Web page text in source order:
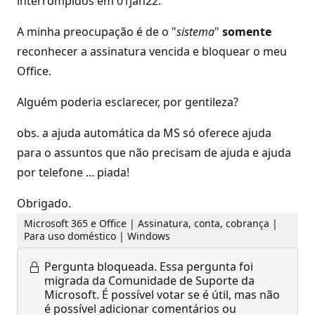
A minha preocupação é de o "sistema" somente
reconhecer a assinatura vencida e bloquear o meu
Office.
Alguém poderia esclarecer, por gentileza?
obs. a ajuda automática da MS só oferece ajuda
para o assuntos que não precisam de ajuda e ajuda
por telefone ... piada!
Obrigado.
Microsoft 365 e Office | Assinatura, conta, cobrança |
Para uso doméstico | Windows
Pergunta bloqueada. Essa pergunta foi
migrada da Comunidade de Suporte da
Microsoft. É possível votar se é útil, mas não
é possível adicionar comentários ou